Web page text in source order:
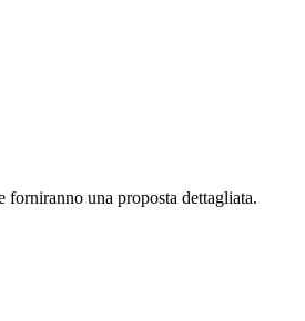
una proposta dettagliata.